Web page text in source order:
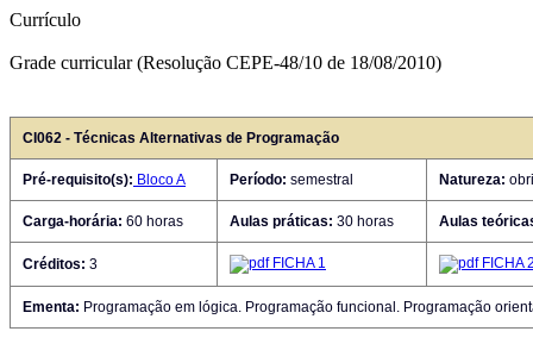
Currículo
Grade curricular (Resolução CEPE-48/10 de 18/08/2010)
CI062 - Técnicas Alternativas de Programação
Pré-requisito(s): Bloco A Período: semestral Natureza:
Carga-horária: 60 horas Aulas práticas: 30 horas Aulas
Créditos: 3 FICHA 1 FICHA
Ementa: Programação em lógica. Programação funcional. Programação